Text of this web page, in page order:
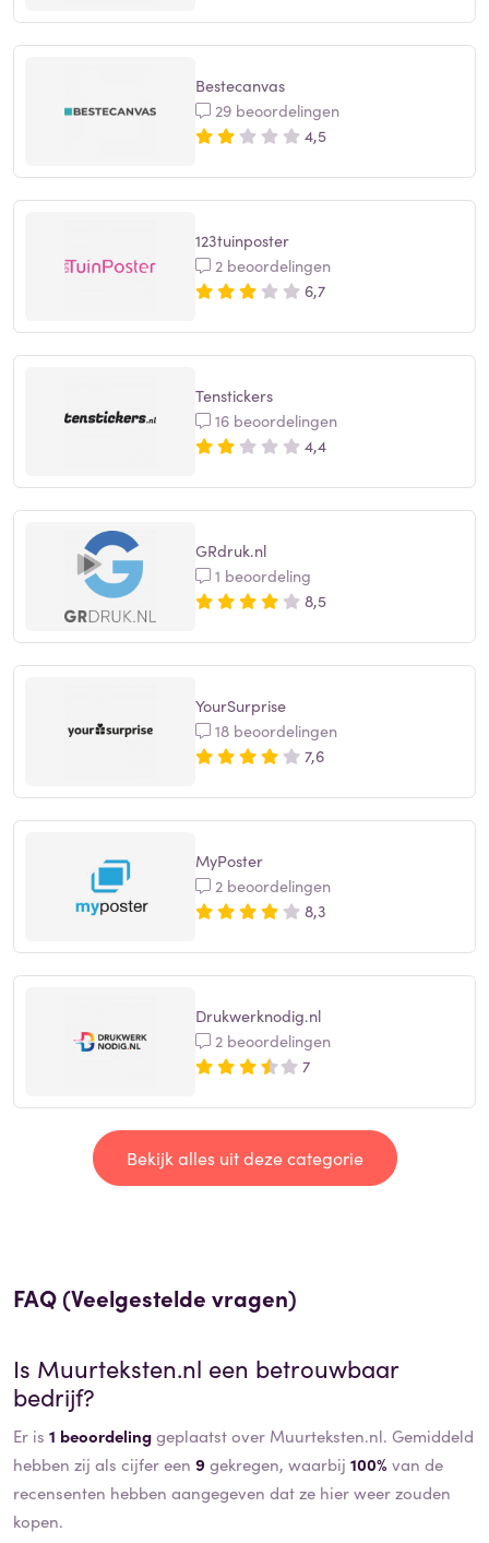
Bestecanvas
29 beoordelingen
4,5
123tuinposter
2 beoordelingen
6,7
Tenstickers
16 beoordelingen
4,4
GRdruk.nl
1 beoordeling
8,5
YourSurprise
18 beoordelingen
7,6
MyPoster
2 beoordelingen
8,3
Drukwerknodig.nl
2 beoordelingen
7
Bekijk alles uit deze categorie
FAQ (Veelgestelde vragen)
Is Muurteksten.nl een betrouwbaar
bedrijf?
Er is 1 beoordelinggeplaatst over Muurteksten.nl. Gemiddeld
hebben zij als cijfer een 9gekregen, waarbij 100% van de
recensenten hebben aangegeven dat ze hier weer zouden
kopen.